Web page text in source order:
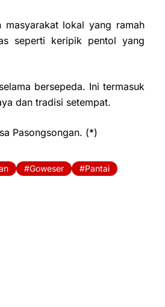
lokal yang ramah
seperti keripik pentol yang
bersepeda. Ini termasuk
dan tradisi setempat.
Pasongsongan. (*)
Goweser Pantai